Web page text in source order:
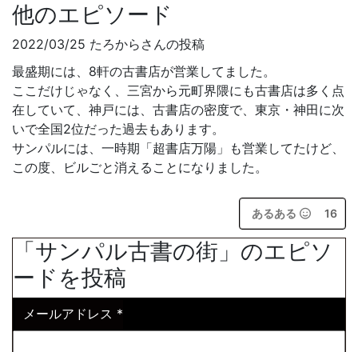
他のエピソード
2022/03/25 たろからさんの投稿
最盛期には、8軒の古書店が営業してました。
ここだけじゃなく、三宮から元町界隈にも古書店は多く点
在していて、神戸には、古書店の密度で、東京・神田に次
いで全国2位だった過去もあります。
サンパルには、一時期「超書店万陽」も営業してたけど、
この度、ビルごと消えることになりました。
あるある 16
「サンパル古書の街」のエピソ
ードを投稿
メールアドレス *